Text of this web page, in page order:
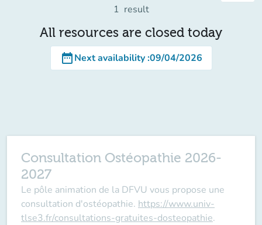
1 result
All resources are closed today
date_rangeNext availability:09/04/2026
Consultation Ostéopathie 2026-
2027
Le pôle animation de la DFVU vous propose une
consultation d'ostéopathie. https://www.univ-
tlse3.fr/consultations-gratuites-dosteopathie.